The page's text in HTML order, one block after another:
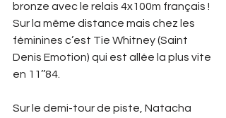
bronze avec le relais 4x100m français !
Sur la même distance mais chez les
féminines c’est Tie Whitney (Saint
Denis Emotion) qui est allée la plus vite
en 11’’84.
Sur le demi-tour de piste, Natacha